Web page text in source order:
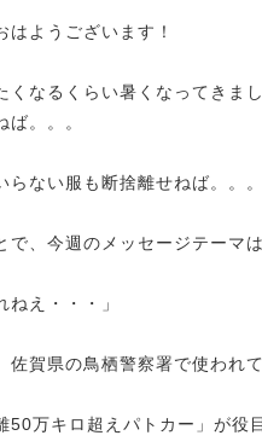
はようございます！
くなるくらい暑くなってきま
ば。。。
らない服も断捨離せねば。。。
で、今週のメッセージテーマ
ねえ・・・」
佐賀県の鳥栖警察署で使われ
50万キロ超えパトカー」が役